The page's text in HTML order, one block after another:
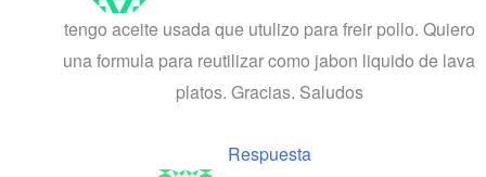
tengo aceite usada que utulizo para freir pollo. Quiero
una formula para reutilizar como jabon liquido de lava
platos. Gracias. Saludos
Respuesta